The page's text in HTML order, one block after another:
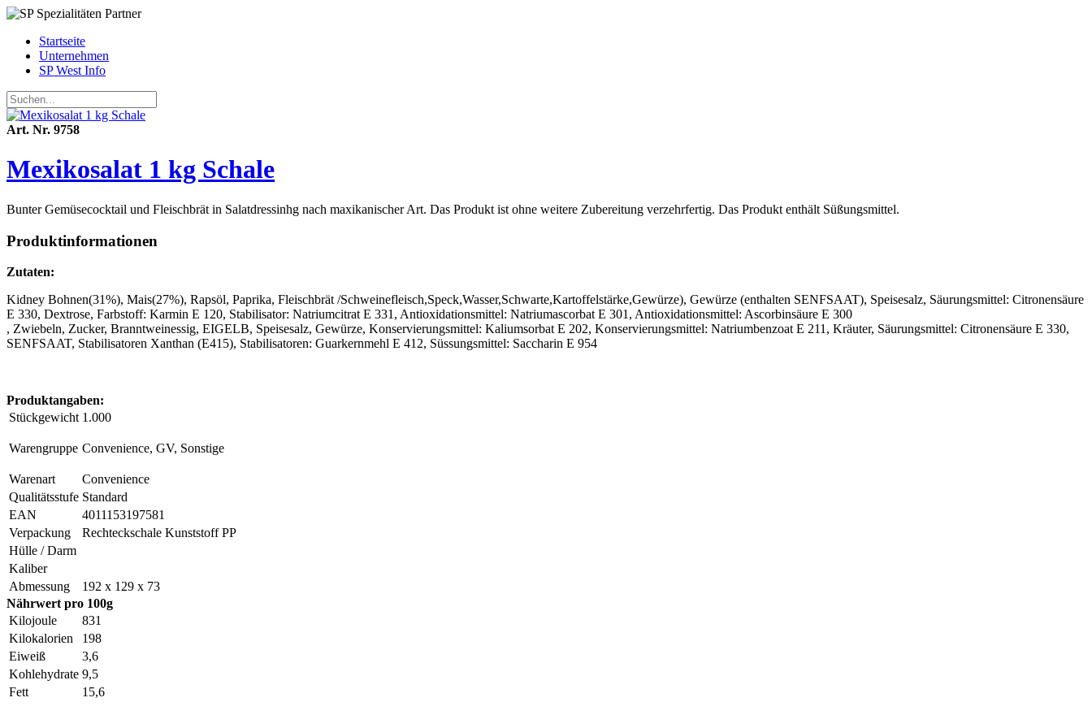
Startseite
Unternehmen
SP West Info
Art. Nr. 9758
Mexikosalat 1 kg Schale
Bunter Gemüsecocktail und Fleischbrät in Salatdressinhg nach maxikanischer Art. Das Produkt ist ohne weitere Zubereitung verzehrfertig. Das Produkt enthält Süßungsmittel.
Produktinformationen
Zutaten:
Kidney Bohnen(31%), Mais(27%), Rapsöl, Paprika, Fleischbrät /Schweinefleisch,Speck,Wasser,Schwarte,Kartoffelstärke,Gewürze), Gewürze (enthalten SENFSAAT), Speisesalz, Säurungsmittel: Citronensäure
E 330, Dextrose, Farbstoff: Karmin E 120, Stabilisator: Natriumcitrat E 331, Antioxidationsmittel: Natriumascorbat E 301, Antioxidationsmittel: Ascorbinsäure E 300
, Zwiebeln, Zucker, Branntweinessig, EIGELB, Speisesalz, Gewürze, Konservierungsmittel: Kaliumsorbat E 202, Konservierungsmittel: Natriumbenzoat E 211, Kräuter, Säurungsmittel: Citronensäure E 330,
SENFSAAT, Stabilisatoren Xanthan (E415), Stabilisatoren: Guarkernmehl E 412, Süssungsmittel: Saccharin E 954
Produktangaben:
Stückgewicht 1.000
Warengruppe Convenience, GV, Sonstige
Warenart
Convenience
Qualitätsstufe Standard
EAN
4011153197581
Verpackung
Rechteckschale Kunststoff PP
Hülle / Darm
Kaliber
Abmessung
192 x 129 x 73
Nährwert pro 100g
Kilojoule
831
Kilokalorien
198
Eiweiß
3,6
Kohlehydrate 9,5
Fett
15,6